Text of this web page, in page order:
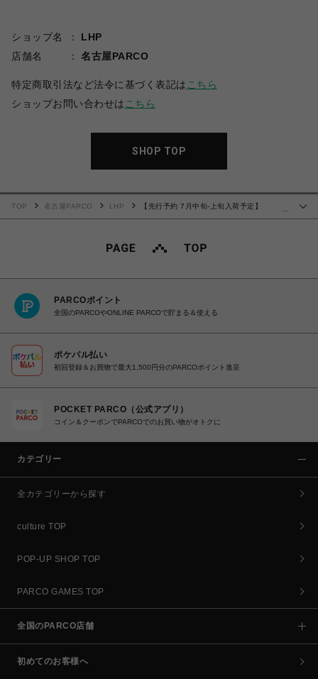
ショップ名
LHP
店舗名
名古屋PARCO
特定商取引法など法令に基づく表記は こちら
ショップお問い合わせは こちら
SHOP TOP
…
TOP 名古屋PARCO LHP
【先行予約 7月中旬-上旬入荷予定】
PARCOポイント
全国のPARCOやONLINE PARCOで貯まる＆使える
ポケパル払い
初回登録＆お買物で最大1,500円分のPARCOポイント進呈
POCKET PARCO（公式アプリ）
コイン＆クーポンでPARCOでのお買い物がオトクに
カテゴリー
全カテゴリーから探す
culture TOP
POP-UP SHOP TOP
PARCO GAMES TOP
全国のPARCO店舗
初めてのお客様へ